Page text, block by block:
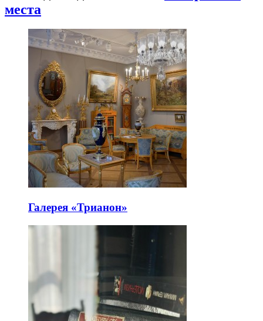
места
Галерея «Трианон»